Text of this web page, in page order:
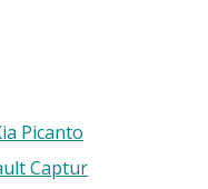
Picanto
Captur